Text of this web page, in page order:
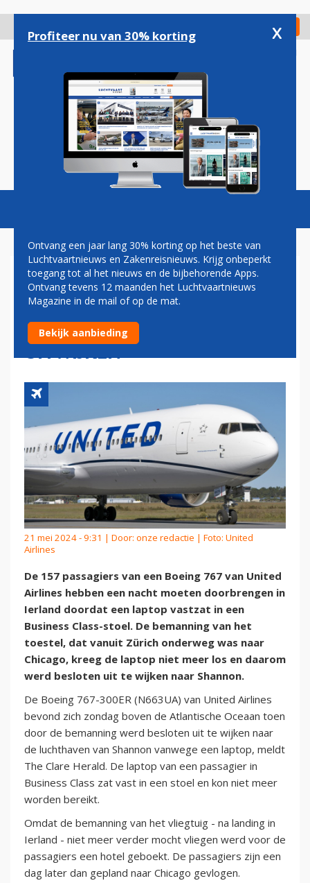
gaan
Check in
Magazine Podcasts Vacatures
LAPTOP VAST IN BUSINESS
CLASS-STOEL: BOEING 767
UNITED AIRLINES MOET
UITWIJKEN
21 mei 2024 - 9:31 | Door: onze redactie | Foto: United
Airlines
De 157 passagiers van een Boeing 767 van United
Airlines hebben een nacht moeten doorbrengen in
Ierland doordat een laptop vastzat in een
Business Class-stoel. De bemanning van het
toestel, dat vanuit Zürich onderweg was naar
Chicago, kreeg de laptop niet meer los en daarom
werd besloten uit te wijken naar Shannon.
De Boeing 767-300ER (N663UA) van United Airlines
bevond zich zondag boven de Atlantische Oceaan toen
door de bemanning werd besloten uit te wijken naar
de luchthaven van Shannon vanwege een laptop, meldt
The Clare Herald. De laptop van een passagier in
Business Class zat vast in een stoel en kon niet meer
worden bereikt.
Omdat de bemanning van het vliegtuig - na landing in
Ierland - niet meer verder mocht vliegen werd voor de
passagiers een hotel geboekt. De passagiers zijn een
dag later dan gepland naar Chicago gevlogen.
Profiteer nu van 30% korting x
Ontvang een jaar lang 30% korting op het beste van
Luchtvaartnieuws en Zakenreisnieuws. Krijg onbeperkt
toegang tot al het nieuws en de bijbehorende Apps.
Ontvang tevens 12 maanden het Luchtvaartnieuws
Magazine in de mail of op de mat.
Bekijk aanbieding